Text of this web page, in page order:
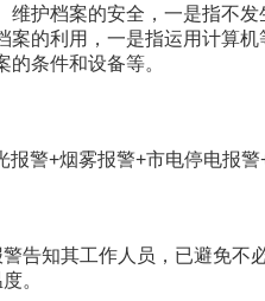
护档案的安全，一是指不
的利用，一是指运用计算
条件和设备等。
警+烟雾报警+市电停电报
告知其工作人员，已避免不
。